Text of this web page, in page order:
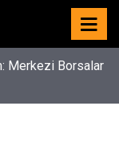
Merkezi Borsalar